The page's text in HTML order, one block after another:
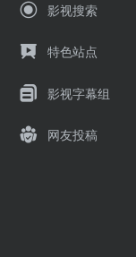
影视搜索
特色站点
影视字幕组
网友投稿